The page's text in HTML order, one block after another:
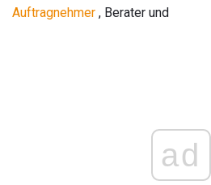
Auftragnehmer , Berater und
ad